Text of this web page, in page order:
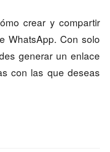
crear y compartir
WhatsApp. Con solo
generar un enlace
con las que deseas